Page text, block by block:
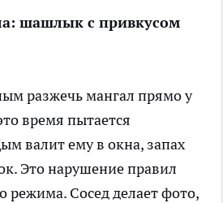
шашлык с привкусом
разжечь мангал прямо у
время пытается
валит ему в окна, запах
Это нарушение правил
режима. Сосед делает фото,